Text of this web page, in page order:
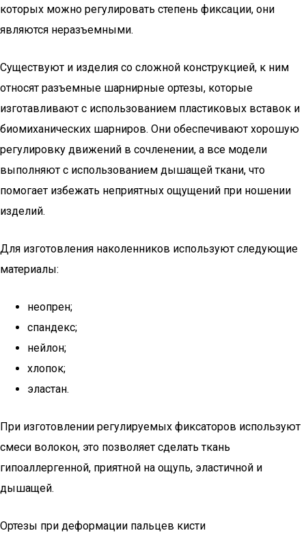
которых можно регулировать степень фиксации, они
являются неразъемными.
Существуют и изделия со сложной конструкцией, к ним
относят разъемные шарнирные ортезы, которые
изготавливают с использованием пластиковых вставок и
биомиханических шарниров. Они обеспечивают хорошую
регулировку движений в сочленении, а все модели
выполняют с использованием дышащей ткани, что
помогает избежать неприятных ощущений при ношении
изделий.
Для изготовления наколенников используют следующие
материалы:
неопрен;
спандекс;
нейлон;
хлопок;
эластан.
При изготовлении регулируемых фиксаторов используют
смеси волокон, это позволяет сделать ткань
гипоаллергенной, приятной на ощупь, эластичной и
дышащей.
Ортезы при деформации пальцев кисти